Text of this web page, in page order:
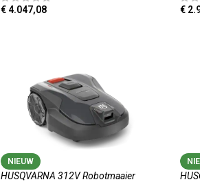
€ 4.047,08 €
NIEUW
HUSQVARNA 312V Robotmaaier